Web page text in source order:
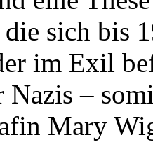
sich bis
im Exil
Nazis –
Mary